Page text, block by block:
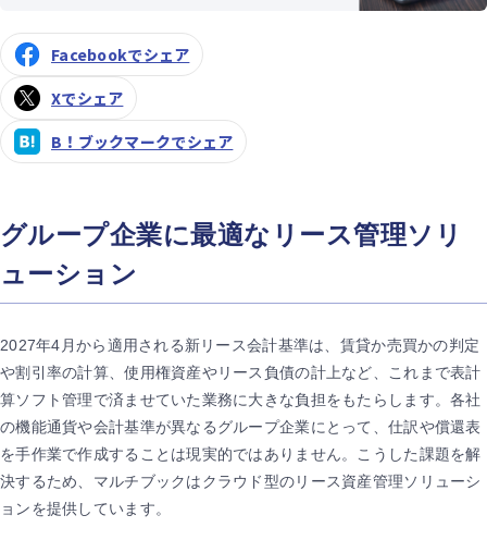
Facebookでシェア
Xでシェア
B！ブックマークでシェア
グループ企業に最適なリース管理ソリ
ューション
2027年4月から適用される新リース会計基準は、賃貸か売買かの判定
や割引率の計算、使用権資産やリース負債の計上など、これまで表計
算ソフト管理で済ませていた業務に大きな負担をもたらします。各社
の機能通貨や会計基準が異なるグループ企業にとって、仕訳や償還表
を手作業で作成することは現実的ではありません。こうした課題を解
決するため、マルチブックはクラウド型のリース資産管理ソリューシ
ョンを提供しています。